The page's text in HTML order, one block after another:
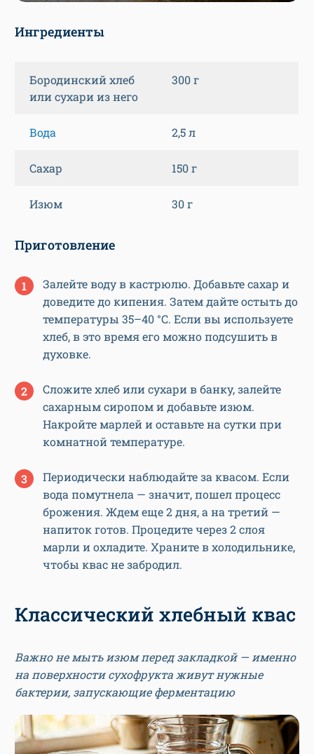
Ингредиенты
Бородинский хлеб
или сухари из него
300 г
Вода 2,5 л
Сахар 150 г
Изюм 30 г
Приготовление
Залейте воду в кастрюлю. Добавьте сахар и
доведите до кипения. Затем дайте остыть до
температуры 35–40 °С. Если вы используете
хлеб, в это время его можно подсушить в
духовке.
Сложите хлеб или сухари в банку, залейте
сахарным сиропом и добавьте изюм.
Накройте марлей и оставьте на сутки при
комнатной температуре.
Периодически наблюдайте за квасом. Если
вода помутнела — значит, пошел процесс
брожения. Ждем еще 2 дня, а на третий —
напиток готов. Процедите через 2 слоя
марли и охладите. Храните в холодильнике,
чтобы квас не забродил.
Классический хлебный квас
Важно не мыть изюм перед закладкой — именно
на поверхности сухофрукта живут нужные
бактерии, запускающие ферментацию